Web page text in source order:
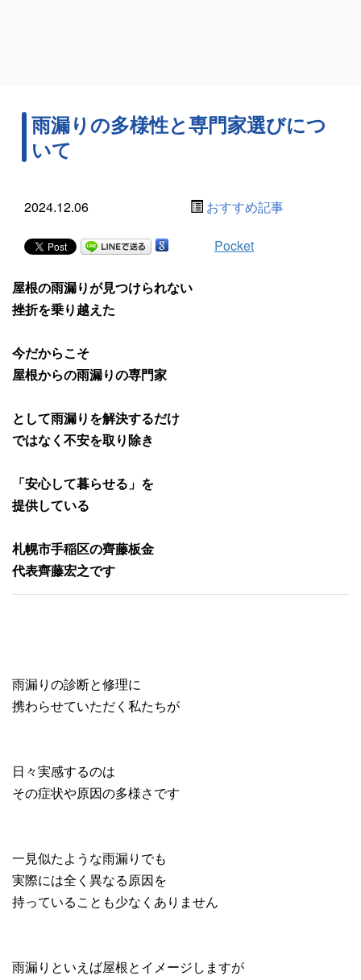
雨漏りの多様性と専門家選びにつ
いて
2024.12.06 おすすめ記事
Pocket
屋根の雨漏りが見つけられない
挫折を乗り越えた
今だからこそ
屋根からの雨漏りの専門家
として雨漏りを解決するだけ
ではなく不安を取り除き
「安心して暮らせる」を
提供している
札幌市手稲区の齊藤板金
代表齊藤宏之です
雨漏りの診断と修理に
携わらせていただく私たちが
日々実感するのは
その症状や原因の多様さです
一見似たような雨漏りでも
実際には全く異なる原因を
持っていることも少なくありません
雨漏りといえば屋根とイメージしますが